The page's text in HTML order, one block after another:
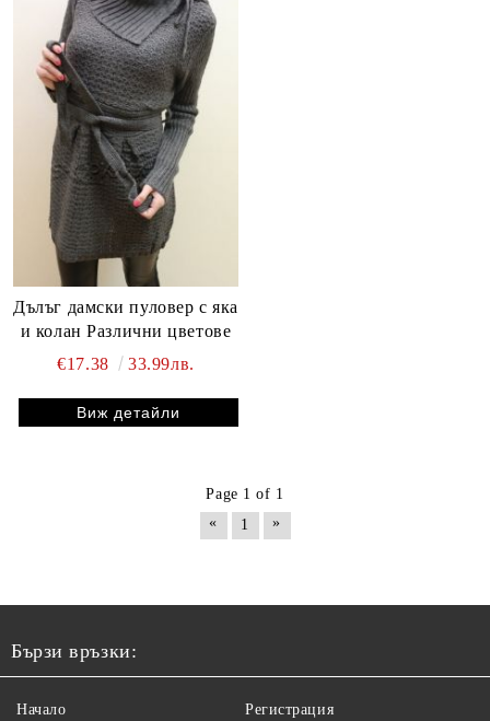
Дълъг дамски пуловер с яка
и колан Различни цветове
€17.38
33.99лв.
Виж детайли
Page 1 of 1
«
1 »
Бързи връзки:
Начало Регистрация